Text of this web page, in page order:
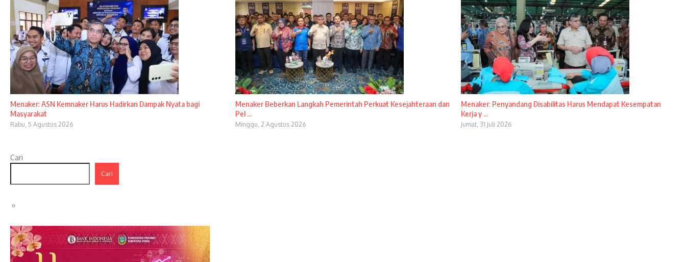
Menaker: ASN Kemnaker Harus Hadirkan Dampak Nyata bagi
Masyarakat
Rabu, 5 Agustus 2026
Menaker Beberkan Langkah Pemerintah Perkuat Kesejahteraan dan
Pel ...
Minggu, 2 Agustus 2026
Menaker: Penyandang Disabilitas Harus Mendapat Kesempatan
Kerja y ...
Jumat, 31 Juli 2026
Cari
Cari